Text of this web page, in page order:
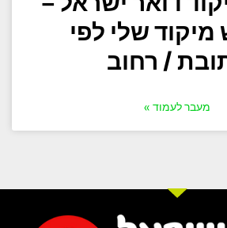
מיקוד שלי לפי
/ רחוב
מעבר לעמוד »